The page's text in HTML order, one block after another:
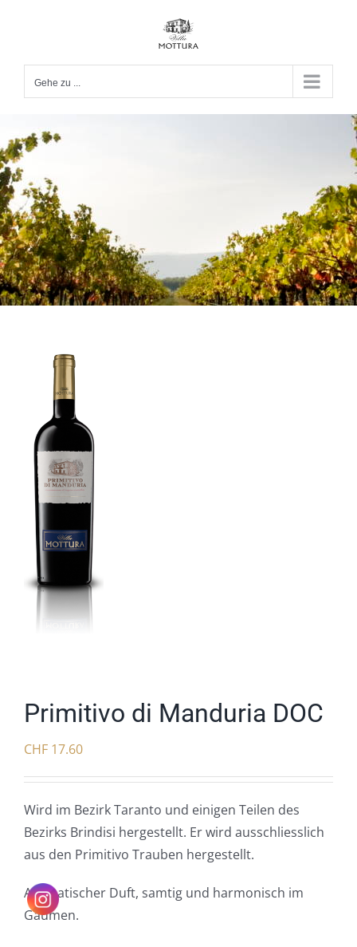
Gehe zu ...
Primitivo di Manduria DOC
CHF 17.60
Wird im Bezirk Taranto und einigen Teilen des
Bezirks Brindisi hergestellt. Er wird ausschliesslich
aus den Primitivo Trauben hergestellt.
Aromatischer Duft, samtig und harmonisch im
Gaumen.